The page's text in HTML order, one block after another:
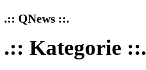
.:: QNews ::.
.:: Kategorie ::.